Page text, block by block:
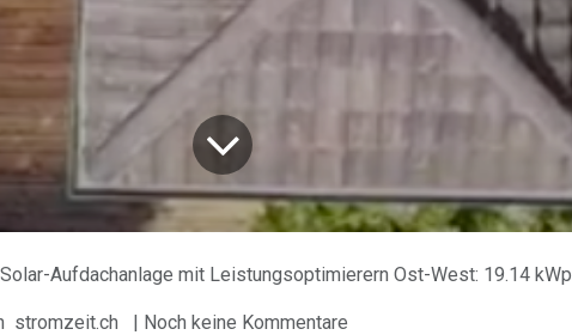
Solar-Aufdachanlage mit Leistungsoptimierern Ost-West: 19.14 kWp
stromzeit.ch | Noch keine Kommentare